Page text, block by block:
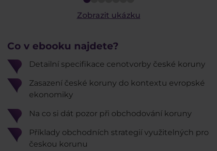
Zobrazit ukázku
Co v ebooku najdete?
Detailní specifikace cenotvorby české koruny
Zasazení české koruny do kontextu evropské
ekonomiky
Na co si dát pozor při obchodování koruny
Příklady obchodních strategií využitelných pro
českou korunu